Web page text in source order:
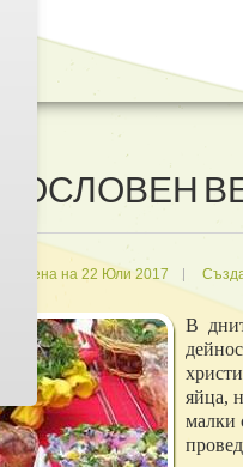
на 22 Юли 2017
В
яйца,
малки